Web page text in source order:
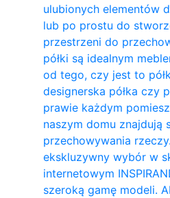
ulubionych elementów
lub po prostu do
przestrzeni do
półki są idealnym
od tego, czy jest to
designerska półka czy
prawie każdym
naszym domu znajdują
przechowywania
ekskluzywny wybór w
internetowym
szeroką gamę modeli.